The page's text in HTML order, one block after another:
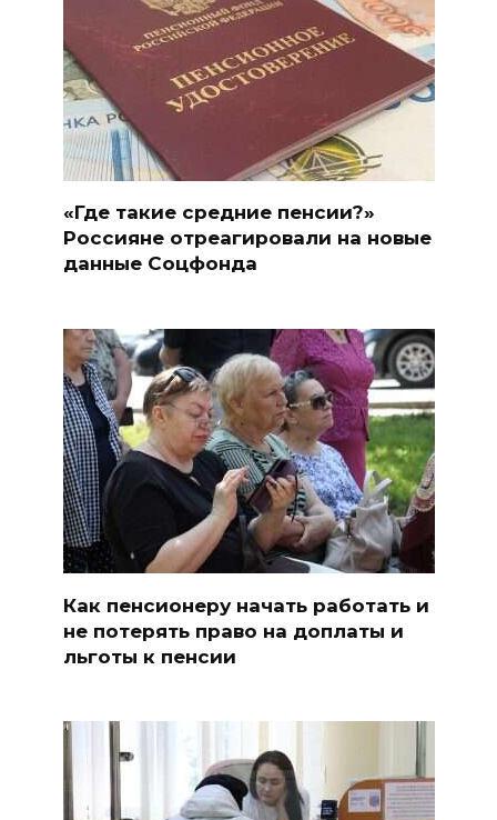
«Где такие средние пенсии?»
Россияне отреагировали на новые
данные Соцфонда
Как пенсионеру начать работать и
не потерять право на доплаты и
льготы к пенсии